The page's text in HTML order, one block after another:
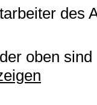
des
oben